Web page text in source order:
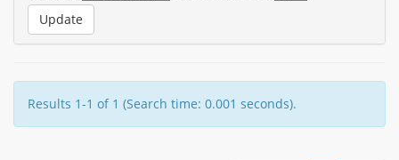
Results 1-1 of 1 (Search time: 0.001 seconds).